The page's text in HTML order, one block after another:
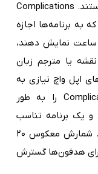
اپل و برخی دیگر نیازمند نسل ۵ و بالاتر هستند. Complications
به برنامه‌ها اجازه
ساعت نمایش دهند،
یا مترجم زبان
اپل واچ نیازی به
آیفون نیست و می‌توان چندین Complications را به طور
و یک برنامه تناسب
اندام جدید به سیستم اضافه شده است. شمارش معکوس ۲۰
هدفون‌ها گسترش